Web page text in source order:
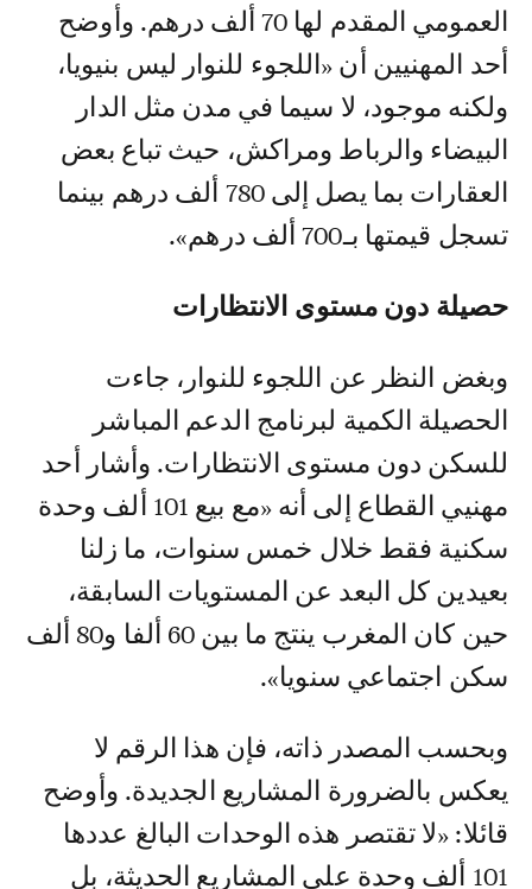
العمومي المقدم لها 70 ألف درهم. وأوضح
أحد المهنيين أن «اللجوء للنوار ليس بنيويا،
ولكنه موجود، لا سيما في مدن مثل الدار
البيضاء والرباط ومراكش، حيث تباع بعض
العقارات بما يصل إلى 780 ألف درهم بينما
تسجل قيمتها بـ700 ألف درهم».
حصيلة دون مستوى الانتظارات
وبغض النظر عن اللجوء للنوار، جاءت
الحصيلة الكمية لبرنامج الدعم المباشر
للسكن دون مستوى الانتظارات. وأشار أحد
مهنيي القطاع إلى أنه «مع بيع 101 ألف وحدة
سكنية فقط خلال خمس سنوات، ما زلنا
بعيدين كل البعد عن المستويات السابقة،
حين كان المغرب ينتج ما بين 60 ألفا و80 ألف
سكن اجتماعي سنويا».
وبحسب المصدر ذاته، فإن هذا الرقم لا
يعكس بالضرورة المشاريع الجديدة. وأوضح
قائلا: «لا تقتصر هذه الوحدات البالغ عددها
101 ألف وحدة على المشاريع الحديثة، بل